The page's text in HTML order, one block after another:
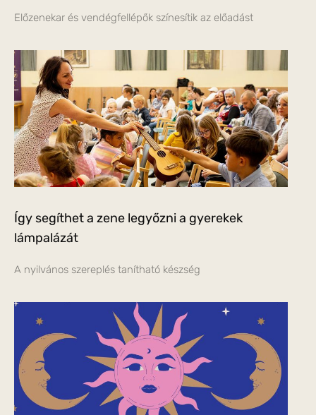
Előzenekar és vendégfellépők színesítik az előadást
Így segíthet a zene legyőzni a gyerekek
lámpalázát
A nyilvános szereplés tanítható készség